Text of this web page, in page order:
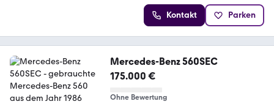
Kontakt Parken
Mercedes-Benz 560SEC
175.000 €
Ohne Bewertung